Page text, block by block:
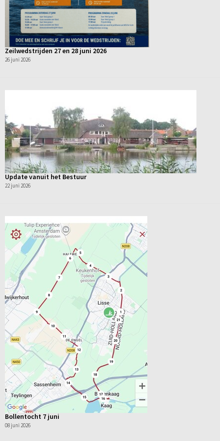
Zeilwedstrijden 27 en 28 juni 2026
26 juni 2026
Update vanuit het Bestuur
22 juni 2026
Bollentocht 7 juni
08 juni 2026